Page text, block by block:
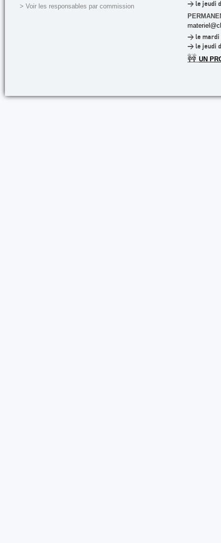
> Voir les responsables par commission > le jeudi
> le mardi
> le jeudi
🚧 UN